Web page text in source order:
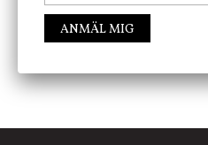
ANMÄL MIG